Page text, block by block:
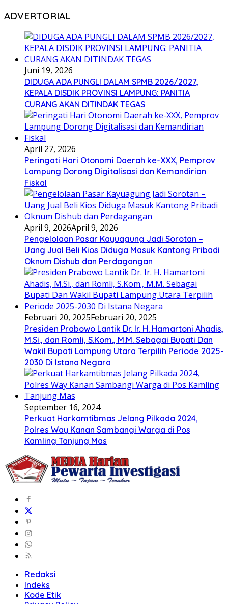
ADVERTORIAL
Juni 19, 2026
DIDUGA ADA PUNGLI DALAM SPMB 2026/2027,
KEPALA DISDIK PROVINSI LAMPUNG: PANITIA
CURANG AKAN DITINDAK TEGAS
April 27, 2026
Peringati Hari Otonomi Daerah ke-XXX, Pemprov
Lampung Dorong Digitalisasi dan Kemandirian
Fiskal
April 9, 2026April 9, 2026
Pengelolaan Pasar Kayuagung Jadi Sorotan –
Uang Jual Beli Kios Diduga Masuk Kantong Pribadi
Oknum Dishub dan Perdagangan
Februari 20, 2025Februari 20, 2025
Presiden Prabowo Lantik Dr. Ir. H. Hamartoni Ahadis,
M.Si., dan Romli, S.Kom., M.M. Sebagai Bupati Dan
Wakil Bupati Lampung Utara Terpilih Periode 2025-
2030 Di Istana Negara
September 16, 2024
Perkuat Harkamtibmas Jelang Pilkada 2024,
Polres Way Kanan Sambangi Warga di Pos
Kamling Tanjung Mas
Redaksi
Indeks
Kode Etik